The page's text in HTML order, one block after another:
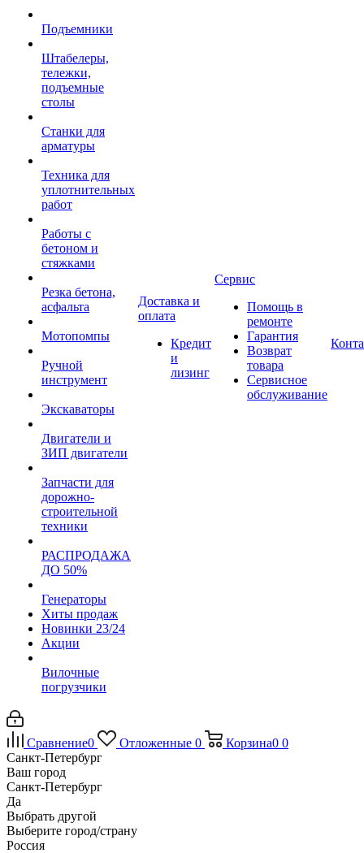
Подъемники
Штабелеры,
тележки,
подъемные
столы
Станки для
арматуры
Техника для
уплотнительных
работ
Работы с
бетоном и
стяжками
Резка бетона,
асфальта
Мотопомпы
Ручной
инструмент
Экскаваторы
Двигатели и
ЗИП двигатели
Запчасти для
дорожно-
строительной
техники
РАСПРОДАЖА
ДО 50%
Генераторы
Хиты продаж
Новинки 23/24
Акции
Вилочные
погрузчики
Доставка и
оплата
Кредит
и
лизинг
Сервис
Помощь в
ремонте
Гарантия
Возврат
товара
Сервисное
обслуживание
Сравнение0 Отложенные 0 Корзина0 0
Санкт-Петербург
Ваш город
Санкт-Петербург
Да
Выбрать другой
Выберите город/страну
Россия